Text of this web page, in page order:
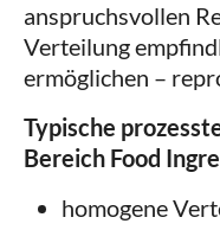
anspruchsvollen
Verteilung
ermöglichen –
Typische
Bereich Food
homogene